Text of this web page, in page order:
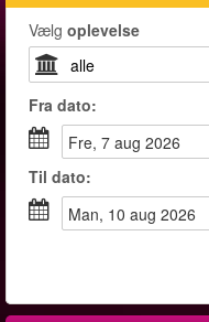
Vælg oplevelse
Fra dato:
fre, 7 aug 2026
Til dato:
man, 10 aug 2026